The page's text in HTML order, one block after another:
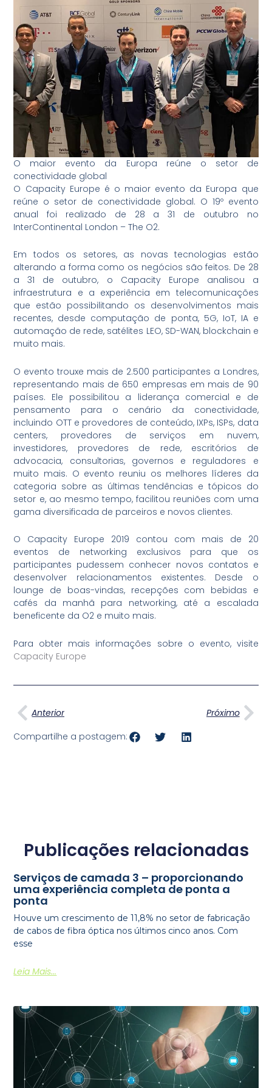
O maior evento da Europa reúne o setor de
conectividade global
O Capacity Europe é o maior evento da Europa que
reúne o setor de conectividade global. O 19º evento
anual foi realizado de 28 a 31 de outubro no
InterContinental London – The O2.
Em todos os setores, as novas tecnologias estão
alterando a forma como os negócios são feitos. De 28
a 31 de outubro, o Capacity Europe analisou a
infraestrutura e a experiência em telecomunicações
que estão possibilitando os desenvolvimentos mais
recentes, desde computação de ponta, 5G, IoT, IA e
automação de rede, satélites LEO, SD-WAN, blockchain e
muito mais.
O evento trouxe mais de 2.500 participantes a Londres,
representando mais de 650 empresas em mais de 90
países. Ele possibilitou a liderança comercial e de
pensamento para o cenário da conectividade,
incluindo OTT e provedores de conteúdo, IXPs, ISPs, data
centers, provedores de serviços em nuvem,
investidores, provedores de rede, escritórios de
advocacia, consultorias, governos e reguladores e
muito mais. O evento reuniu os melhores líderes da
categoria sobre as últimas tendências e tópicos do
setor e, ao mesmo tempo, facilitou reuniões com uma
gama diversificada de parceiros e novos clientes.
O Capacity Europe 2019 contou com mais de 20
eventos de networking exclusivos para que os
participantes pudessem conhecer novos contatos e
desenvolver relacionamentos existentes. Desde o
lounge de boas-vindas, recepções com bebidas e
cafés da manhã para networking, até a escalada
beneficente da O2 e muito mais.
Para obter mais informações sobre o evento, visite
Capacity Europe
Anterior
Anterior Próximo
Compartilhe a postagem:
Publicações relacionadas
Serviços de camada 3 – proporcionando
uma experiência completa de ponta a
ponta
Houve um crescimento de 11,8% no setor de fabricação
de cabos de fibra óptica nos últimos cinco anos. Com
esse
Leia Mais...